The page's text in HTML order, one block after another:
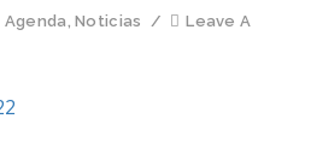
Agenda,Noticias /
Leave A